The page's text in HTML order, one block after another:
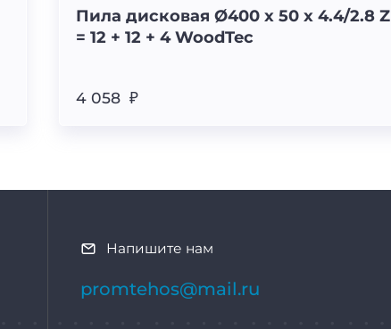
Пила дисковая Ø400 х 50 х 4.4/2.8 Z
= 12 + 12 + 4 WoodTec
4 058 ₽
Напишите нам
promtehos@mail.ru